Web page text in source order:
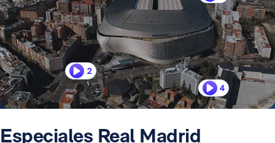
2
4
Especiales Real Madrid